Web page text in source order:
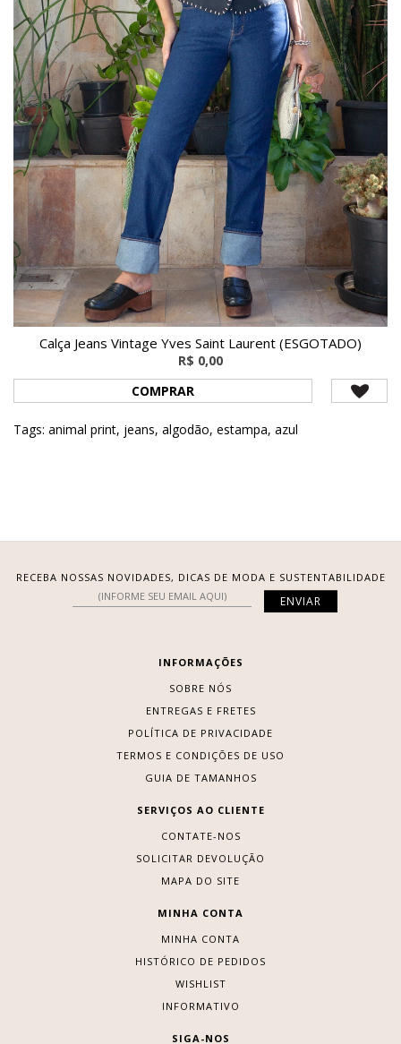
Calça Jeans Vintage Yves Saint Laurent (ESGOTADO)
R$ 0,00
COMPRAR
Tags: animal print, jeans, algodão, estampa, azul
RECEBA NOSSAS NOVIDADES, DICAS DE MODA E SUSTENTABILIDADE
INFORMAÇÕES
SOBRE NÓS
ENTREGAS E FRETES
POLÍTICA DE PRIVACIDADE
TERMOS E CONDIÇÕES DE USO
GUIA DE TAMANHOS
SERVIÇOS AO CLIENTE
CONTATE-NOS
SOLICITAR DEVOLUÇÃO
MAPA DO SITE
MINHA CONTA
MINHA CONTA
HISTÓRICO DE PEDIDOS
WISHLIST
INFORMATIVO
SIGA-NOS